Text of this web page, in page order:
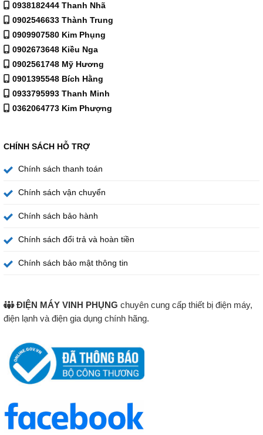
1.8 lít RC-18DR3PV(G) tối ưu hóa quá trình nấu, tránh
trường hợp quá nhiệt và giúp cơm ngon ổn định ở mọi lần
sử dụng.
Đa dạng chế độ nấu của Nồi cơm điện
Toshiba 1.8 lít RC-18DR3PV(G)
Nấu cơm nhanh – đơn giản chỉ với một nút bấm
chờ đợi. Nồi sẽ tự điều chỉnh nhiệt độ để cho ra bát cơm
dẻo ngọt đúng chuẩn gia đình Việt.
0938182444 Thanh Nhã
0902546633 Thành Trung
0909907580 Kim Phụng
0902673648 Kiều Nga
0902561748 Mỹ Hương
0901395548 Bích Hằng
0933795993 Thanh Minh
0362064773 Kim Phượng
CHÍNH SÁCH HỖ TRỢ
Chính sách thanh toán
Chính sách vận chuyển
Chính sách bảo hành
Chính sách đổi trả và hoàn tiền
Chính sách bảo mật thông tin
ĐIỆN MÁY VINH PHỤNG chuyên cung cấp thiết bị điện máy,
điện lạnh và điện gia dụng chính hãng.